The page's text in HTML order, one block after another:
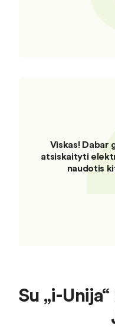
Viskas! Dabar
atsiskaityti
naudotis
Su „i-